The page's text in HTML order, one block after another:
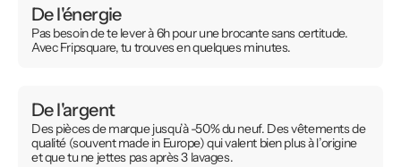
De l'énergie
Pas besoin de te lever à 6h pour une brocante sans certitude.
Avec Fripsquare, tu trouves en quelques minutes.
De l'argent
Des pièces de marque jusqu’à -50% du neuf. Des vêtements de
qualité (souvent made in Europe) qui valent bien plus à l’origine
et que tu ne jettes pas après 3 lavages.